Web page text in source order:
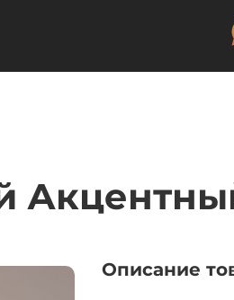
Описание